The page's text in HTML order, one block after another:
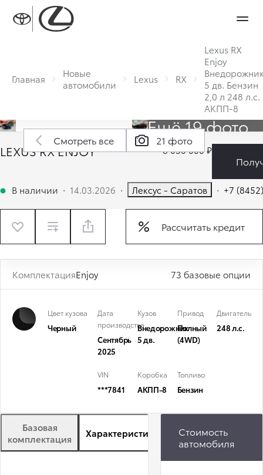
Главная
Новые
автомобили
Lexus RX
Lexus RX
Enjoy
5 дв. Бензин
2,0 л 248 л.с.
АКПП-8
Смотреть все 21 фото
Ещё 19 фото
LEXUS RX ENJOY 8 050 000 ₽
В наличии · 14.03.2026 · Лексус - Саратов · +7
Рассчитать кредит
КомплектацияEnjoy 73 базовые опции
Цвет кузова
Черный
Дата
производства
Сентябрь
2025
Кузов
Внедорожник
5 дв.
Привод
Полный
(4WD)
Двигатель
248 л.с.
VIN
***7841
Коробка
АКПП-8
Топливо
Бензин
Базовая
комплектация
Характеристики Описание
Стоимость
автомобиля